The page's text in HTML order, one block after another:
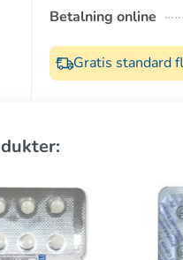
Betalning online
Gratis standard